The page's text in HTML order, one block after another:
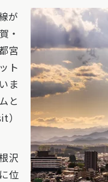
が
・
宮
ト
ま
と
沢
位